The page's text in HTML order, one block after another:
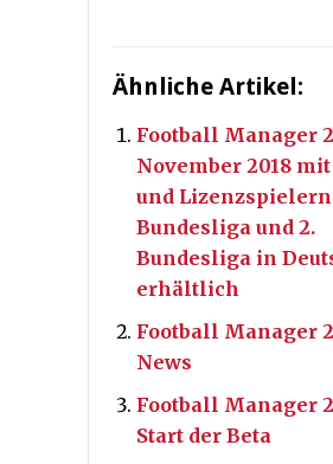
Ähnliche Artikel:
Football Manager
November 2018
und Lizenzspielern
Bundesliga und 2.
Bundesliga in
erhältlich
Football Manager
News
Football Manager
Start der Beta